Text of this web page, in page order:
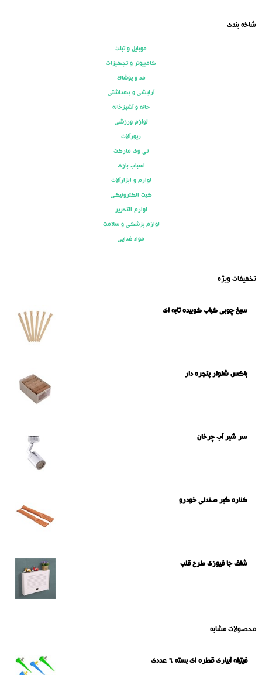
شاخه بندی
موبایل و تبلت
کامپیوتر و تجهیزات
مد و پوشاک
آرایشی و بهداشتی
خانه و آشپزخانه
لوازم ورزشی
زیورآلات
تی وی مارکت
اسباب بازی
لوازم و ابزارآلات
کیت الکترونیکی
لوازم التحریر
لوازم پزشکی و سلامت
مواد غذایی
تخفیفات ویژه
سیخ چوبی کباب کوبیده تابه ای
باکس شلوار پنجره دار
سر شیر آب چرخان
کناره گیر صندلی خودرو
شلف جا فیوزی طرح قلب
محصولات مشابه
فیتیله آبیاری قطره ای بسته 6 عددی